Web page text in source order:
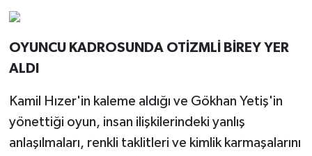
OYUNCU KADROSUNDA OTİZMLİ BİREY YER
ALDI
Kamil Hızer'in kaleme aldığı ve Gökhan Yetiş'in
yönettiği oyun, insan ilişkilerindeki yanlış
anlaşılmaları, renkli taklitleri ve kimlik karmaşalarını